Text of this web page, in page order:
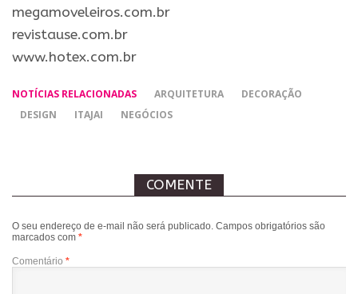
megamoveleiros.com.br
revistause.com.br
www.hotex.com.br
NOTÍCIAS RELACIONADAS ARQUITETURA
DECORAÇÃO
DESIGN
ITAJAI NEGÓCIOS
COMENTE
O seu endereço de e-mail não será publicado. Campos obrigatórios são
marcados com *
Comentário *